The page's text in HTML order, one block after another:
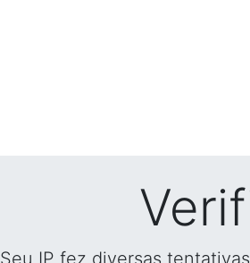
Seu IP fez diversas